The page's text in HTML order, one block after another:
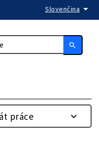
Slovenčina arrow_drop_down
search
práce